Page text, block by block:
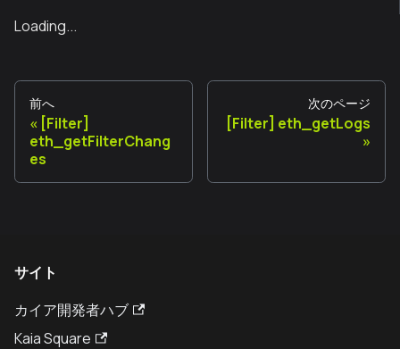
Loading...
前へ
[Filter]
eth_getFilterChang
es
次のページ
[Filter] eth_getLogs
サイト
カイア開発者ハブ
Kaia Square